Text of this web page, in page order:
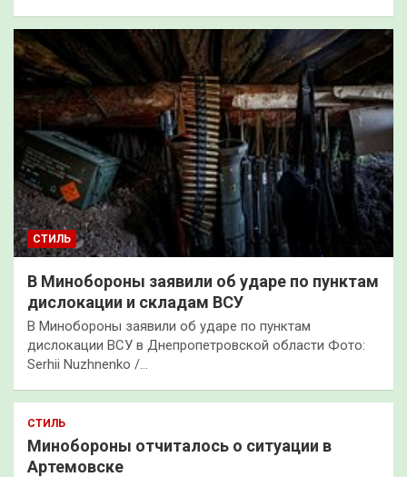
СТИЛЬ
В Минобороны заявили об ударе по пунктам
дислокации и складам ВСУ
В Минобороны заявили об ударе по пунктам
дислокации ВСУ в Днепропетровской области Фото:
Serhii Nuzhnenko /…
СТИЛЬ
Минобороны отчиталось о ситуации в
Артемовске